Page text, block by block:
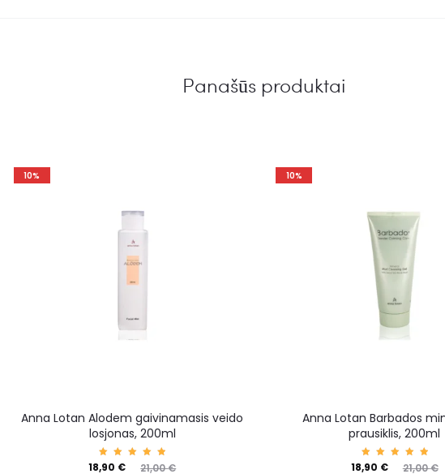
Panašūs produktai
10%
Anna Lotan Alodem gaivinamasis veido
losjonas, 200ml
Įvertin
imas:
21,00€
18,90 €
10%
Anna Lotan Barbados
prausiklis, 200ml
Įvertin
imas:
21,00€
18,90 €